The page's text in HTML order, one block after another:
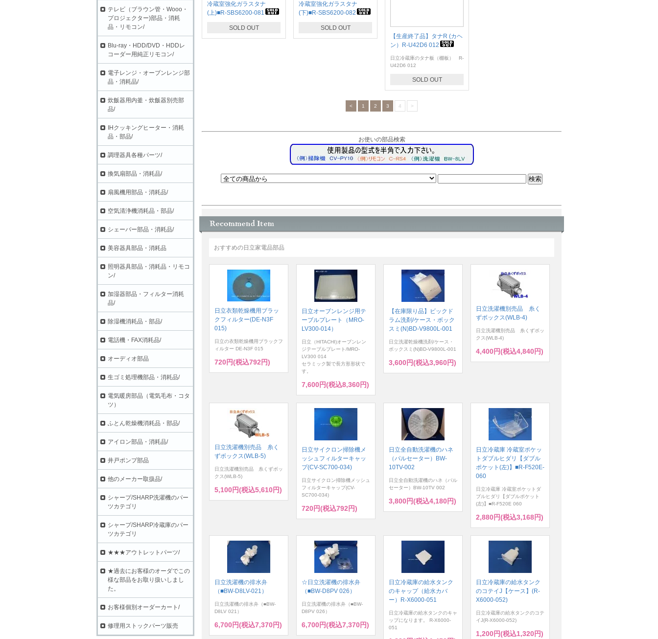
冷蔵室強化ガラスタナ
(上)■R-SBS6200-081
SOLD OUT
冷蔵室強化ガラスタナ
(下)■R-SBS6200-082
SOLD OUT
【生産終了品】タナR (カヘ
ン）R-U42D6 012
日立冷蔵庫のタナ板（棚板） R-
U42D6 012
SOLD OUT
< 1 2 3 4 >
お使いの部品検索
おすすめの日立家電品部品
日立衣類乾燥機用ブラッ
クフィルター(DE-N3F
015)
日立の衣類乾燥機用ブラックフ
ィルター DE-N3F 015
720円(税込792円)
日立オーブンレンジ用テ
ーブルプレート（MRO-
LV300-014）
日立（HITACHI)オーブンレン
ジテーブルプレート/MRO-
LV300 014
セラミック製で長方形形状で
す。
7,600円(税込8,360円)
【在庫限り品】ビックド
ラム洗剤/ケース・ボック
スミ(N)BD-V9800L-001
日立洗濯乾燥機洗剤/ケース・
ボックスミ(N)BD-V9800L-001
3,600円(税込3,960円)
日立洗濯機別売品 糸く
ずボックス(WLB-4)
日立洗濯機別売品 糸くずボッ
クス(WLB-4)
4,400円(税込4,840円)
日立洗濯機別売品 糸く
ずボックス(WLB-5)
日立洗濯機別売品 糸くずボッ
クス(WLB-5)
5,100円(税込5,610円)
日立サイクロン掃除機メ
ッシュフィルターキャッ
プ(CV-SC700-034)
日立サイクロン掃除機メッシュ
フィルターキャップ(CV-
SC700-034)
720円(税込792円)
日立全自動洗濯機のハネ
（パルセーター）BW-
10TV-002
日立全自動洗濯機のハネ（パル
セーター）BW-10TV 002
3,800円(税込4,180円)
日立冷蔵庫 冷蔵室ポケッ
トダブルヒダリ【ダブル
ポケット(左)】■R-F520E-
060
日立冷蔵庫 冷蔵室ポケットダ
ブルヒダリ【ダブルポケット
(左)】■R-F520E 060
2,880円(税込3,168円)
日立洗濯機の排水弁
（■BW-D8LV-021）
日立洗濯機の排水弁（■BW-
D8LV 021）
6,700円(税込7,370円)
☆日立洗濯機の排水弁
（■BW-D8PV 026）
日立洗濯機の排水弁（■BW-
D8PV 026）
6,700円(税込7,370円)
日立冷蔵庫の給水タンク
のキャップ（給水カバ
ー）R-X6000-051
日立冷蔵庫の給水タンクのキャ
ップになります。 R-X6000-
051
日立冷蔵庫の給水タンク
のコテイJ【ケース】(R-
X6000-052)
日立冷蔵庫の給水タンクのコテ
イJ(R-X6000-052)
1,200円(税込1,320円)
テレビ（ブラウン管・Wooo・
プロジェクター)部品・消耗
品・リモコン/
Blu-ray・HDD/DVD・HDDレ
コーダー用純正リモコン/
電子レンジ・オーブンレンジ部
品・消耗品/
炊飯器用内釜・炊飯器別売部
品/
IHクッキングヒーター・消耗
品・部品/
調理器具各種パーツ/
換気扇部品・消耗品/
扇風機用部品・消耗品/
空気清浄機消耗品・部品/
シェーバー部品・消耗品/
美容器具部品・消耗品
照明器具部品・消耗品・リモコ
ン/
加湿器部品・フィルター消耗
品/
除湿機消耗品・部品/
電話機・FAX消耗品/
オーディオ部品
生ゴミ処理機部品・消耗品/
電気暖房部品（電気毛布・コタ
ツ）
ふとん乾燥機消耗品・部品/
アイロン部品・消耗品/
井戸ポンプ部品
他のメーカー取扱品/
シャープ/SHARP洗濯機のパー
ツカテゴリ
シャープ/SHARP冷蔵庫のパー
ツカテゴリ
★★★アウトレットパーツ/
★過去にお客様のオーダでこの
様な部品をお取り扱いしまし
た。
お客様個別オーダーカート/
修理用ストックパーツ販売